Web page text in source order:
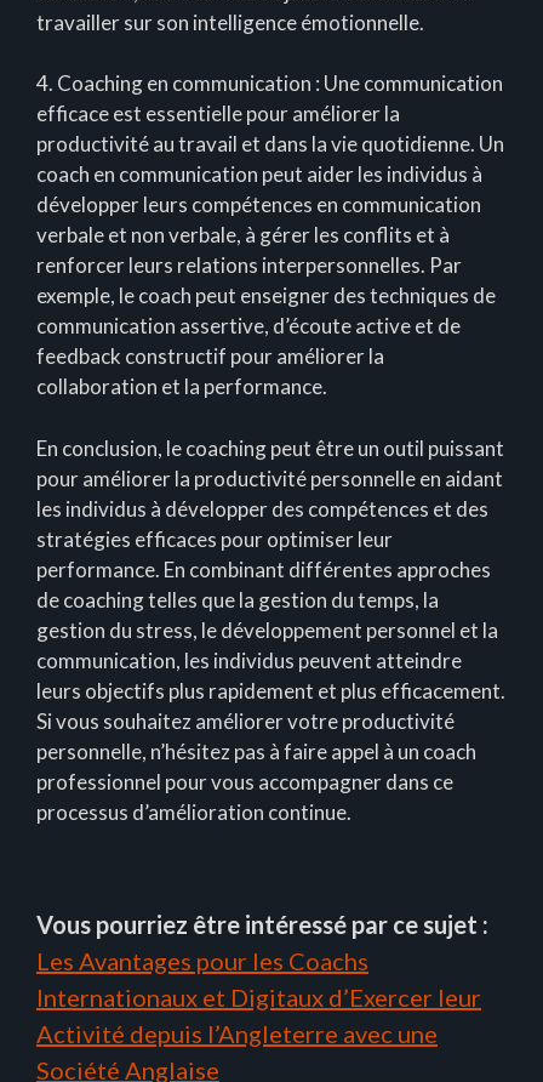
travailler sur son intelligence émotionnelle.
4. Coaching en communication : Une communication
efficace est essentielle pour améliorer la
productivité au travail et dans la vie quotidienne. Un
coach en communication peut aider les individus à
développer leurs compétences en communication
verbale et non verbale, à gérer les conflits et à
renforcer leurs relations interpersonnelles. Par
exemple, le coach peut enseigner des techniques de
communication assertive, d’écoute active et de
feedback constructif pour améliorer la
collaboration et la performance.
En conclusion, le coaching peut être un outil puissant
pour améliorer la productivité personnelle en aidant
les individus à développer des compétences et des
stratégies efficaces pour optimiser leur
performance. En combinant différentes approches
de coaching telles que la gestion du temps, la
gestion du stress, le développement personnel et la
communication, les individus peuvent atteindre
leurs objectifs plus rapidement et plus efficacement.
Si vous souhaitez améliorer votre productivité
personnelle, n’hésitez pas à faire appel à un coach
professionnel pour vous accompagner dans ce
processus d’amélioration continue.
Vous pourriez être intéressé par ce sujet :
Les Avantages pour les Coachs
Internationaux et Digitaux d’Exercer leur
Activité depuis l’Angleterre avec une
Société Anglaise